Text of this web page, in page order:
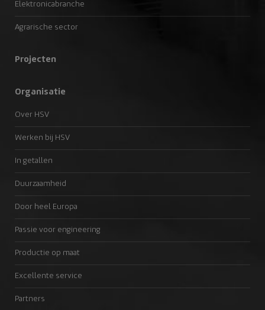
Elektronicabranche
Agrarische sector
Projecten
Organisatie
Over HSV
Werken bij HSV
In getallen
Duurzaamheid
Door heel Europa
Passie voor engineering
Productie op maat
Excellente service
Partners